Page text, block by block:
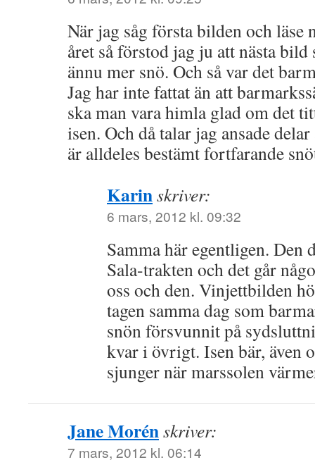
När jag såg första bilden och läse
året så förstod jag ju att nästa
ännu mer snö. Och så var det
Jag har inte fattat än att
ska man vara himla glad om det
isen. Och då talar jag ansade
är alldeles bestämt fortfarande
Karinskriver:
6 mars, 2012 kl. 09:32
Samma här egentligen. Den
Sala-trakten och det går
oss och den. Vinjettbilden
tagen samma dag som
snön försvunnit på
kvar i övrigt. Isen bär, även
sjunger när marssolen
Jane Morénskriver:
7 mars, 2012 kl. 06:14